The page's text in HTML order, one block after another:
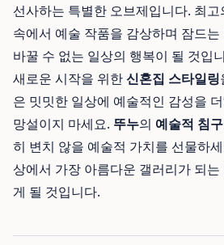
선사하는 특별한 오브제입니다. 최
속에서 예술 작품을 감상하며 잠드
바꿀 수 없는 일상의 행복이 될 것입
새로운 시작을 위한신혼집 스타일링
은 밋밋한 일상에 예술적인 감성을
망설이지 마세요. 뚜누의 예술적 침구
히 변치 않을 예술적 가치를 선물하
상에서 가장 아름다운 갤러리가 되
게 될 것입니다.